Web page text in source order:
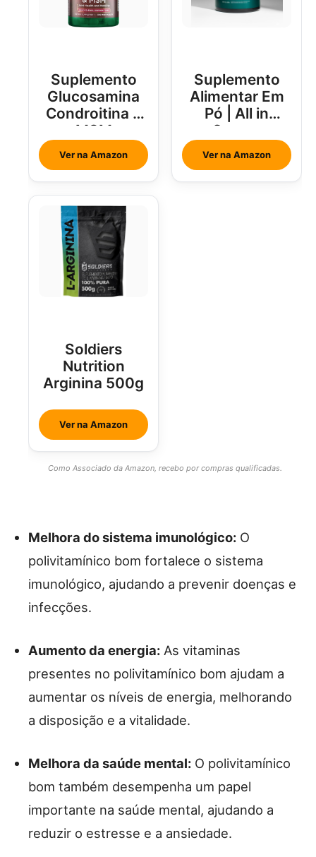
Suplemento
Glucosamina
Condroitina e
MSM
Ver na Amazon
Suplemento
Alimentar Em
Pó | All in
Greens
Brainjuice
Abacaxi Com
Hortelã
Ver na Amazon
Soldiers
Nutrition
Arginina 500g
Ver na Amazon
Como Associado da Amazon, recebo por compras qualificadas.
Melhora do sistema imunológico: O
polivitamínico bom fortalece o sistema
imunológico, ajudando a prevenir doenças e
infecções.
Aumento da energia: As vitaminas
presentes no polivitamínico bom ajudam a
aumentar os níveis de energia, melhorando
a disposição e a vitalidade.
Melhora da saúde mental: O polivitamínico
bom também desempenha um papel
importante na saúde mental, ajudando a
reduzir o estresse e a ansiedade.